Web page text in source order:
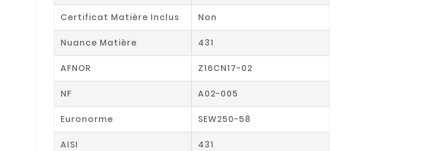
Certificat Matière Inclus Non
Nuance Matière 431
AFNOR Z16CN17-02
NF A02-005
Euronorme SEW250-58
AISI 431